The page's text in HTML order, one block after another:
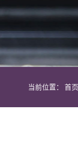
当前位置： 首页